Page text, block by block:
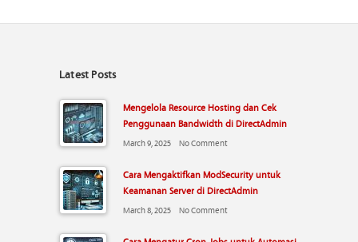
Latest Posts
Mengelola Resource Hosting dan Cek
Penggunaan Bandwidth di DirectAdmin
March 9, 2025 No Comment
Cara Mengaktifkan ModSecurity untuk
Keamanan Server di DirectAdmin
March 8, 2025 No Comment